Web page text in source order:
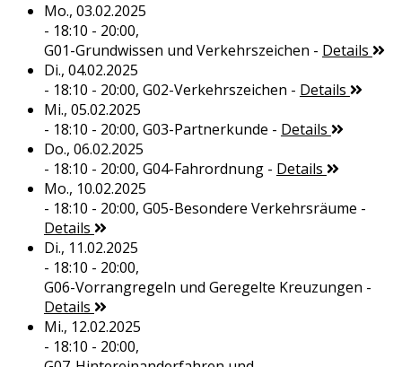
Mo., 03.02.2025
- 18:10 - 20:00,
G01-Grundwissen und Verkehrszeichen - Details
Di., 04.02.2025
- 18:10 - 20:00, G02-Verkehrszeichen - Details
Mi., 05.02.2025
- 18:10 - 20:00, G03-Partnerkunde - Details
Do., 06.02.2025
- 18:10 - 20:00, G04-Fahrordnung- Details
Mo., 10.02.2025
- 18:10 - 20:00, G05-Besondere Verkehrsräume -
Details
Di., 11.02.2025
- 18:10 - 20:00,
G06-Vorrangregeln und Geregelte Kreuzungen -
Details
Mi., 12.02.2025
- 18:10 - 20:00,